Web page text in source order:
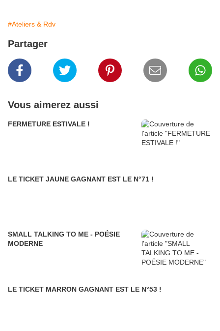
#Ateliers & Rdv
Partager
Vous aimerez aussi
FERMETURE ESTIVALE !
LE TICKET JAUNE GAGNANT EST LE N°71 !
SMALL TALKING TO ME - POÉSIE
MODERNE
LE TICKET MARRON GAGNANT EST LE N°53 !